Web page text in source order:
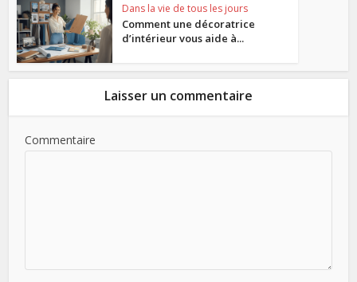
Dans la vie de tous les jours
Comment une décoratrice
d’intérieur vous aide à...
Laisser un commentaire
Commentaire